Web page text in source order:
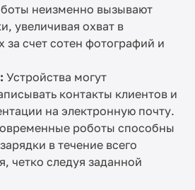
неизменно вызывают
увеличивая охват в
за счет сотен фотографий и
Устройства могут
контакты клиентов и
на электронную почту.
роботы способны
в течение всего
четко следуя заданной